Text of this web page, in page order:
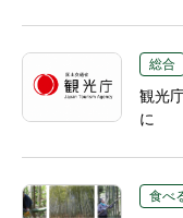
総合
観光
に
食べ